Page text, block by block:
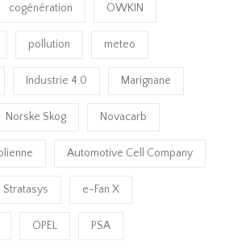
cogénération OWKIN
pollution meteo
Industrie 4.0 Marignane
Norske Skog Novacarb
Automotive Cell Company
Stratasys e-Fan X
OPEL PSA